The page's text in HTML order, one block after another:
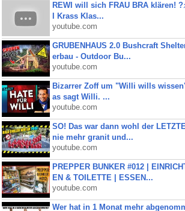
REWI will sich FRAU BRA klären!
I Krass Klas...
youtube.com
GRUBENHAUS 2.0 Bushcraft
erbau - Outdoor Bu...
youtube.com
Bizarrer Zoff um "Willi wills
as sagt Willi. ...
youtube.com
SO! Das war dann wohl der
nie mehr granit und...
youtube.com
PREPPER BUNKER #012 |
EN & TOILETTE | ESSEN...
youtube.com
Wer hat in 1 Monat mehr